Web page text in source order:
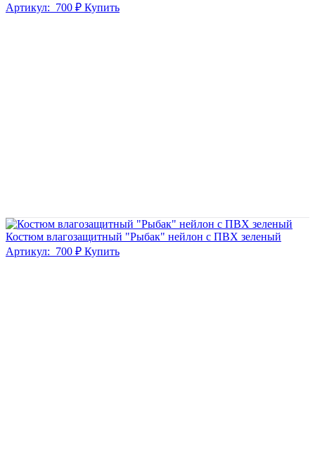
Артикул: 700 ₽ Купить
Костюм влагозащитный "Рыбак" нейлон с ПВХ зеленый
Артикул: 700 ₽ Купить